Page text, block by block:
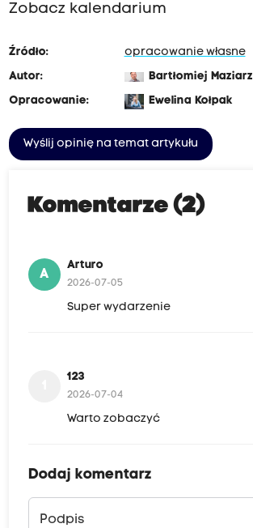
Zobacz kalendarium
Źródło:
opracowanie własne
Autor:
Bartłomiej Maziarz
Opracowanie:
Ewelina Kołpak
Wyślij opinię na temat artykułu
Komentarze (2)
A
Arturo
2026-07-05
Super wydarzenie
123
2026-07-04
Warto zobaczyć
Dodaj komentarz
Podpis